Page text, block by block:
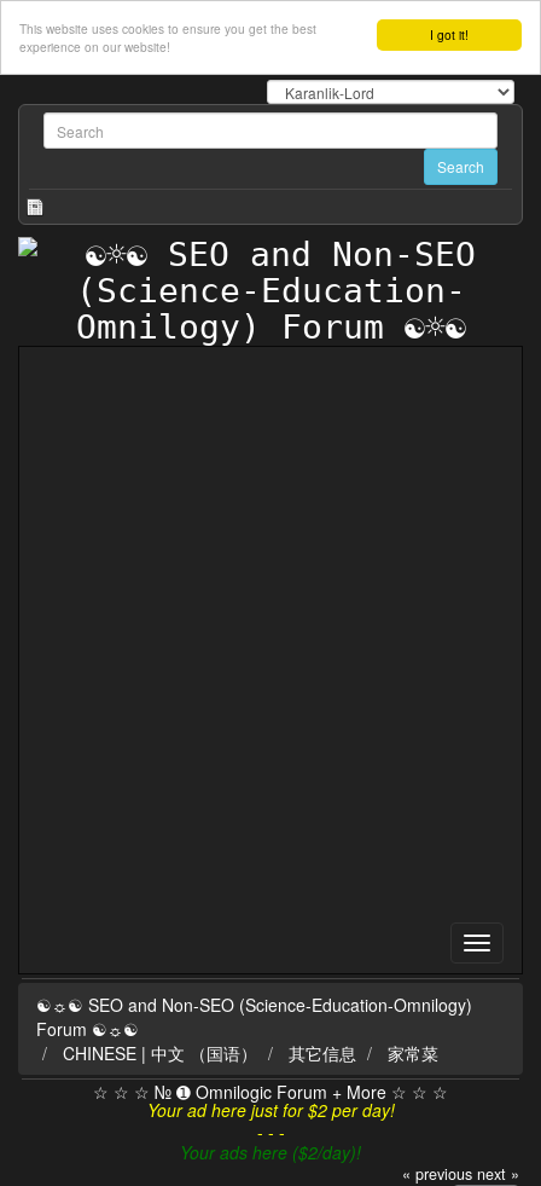
I got it!
This website uses cookies to ensure you get the best
experience on our website!
☯☼☯ SEO and Non-SEO (Science-Education-Omnilogy)
Forum ☯☼☯
CHINESE | 中文 （国语）
其它信息
家常菜
☆ ☆ ☆ № ➊ Omnilogic Forum + More ☆ ☆ ☆
Your ad here just for $2 per day!
- - -
Your ads here ($2/day)!
« previous next »